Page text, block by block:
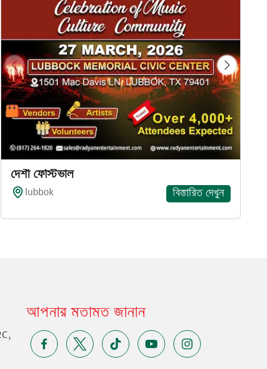
দেশী ফেস্টিভাল
lubbok
বিস্তারিত দেখুন
আপনার মতামত জানান